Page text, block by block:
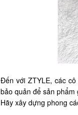
Đến với ZTYLE, các
bảo quản để sản
Hãy xây dựng phong